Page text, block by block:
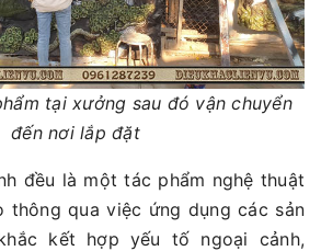
tại xưởng sau đó vận chuyển
đến nơi lắp đặt
đều là một tác phẩm nghệ thuật
thông qua việc ứng dụng các sản
kết hợp yếu tố ngoại cảnh,